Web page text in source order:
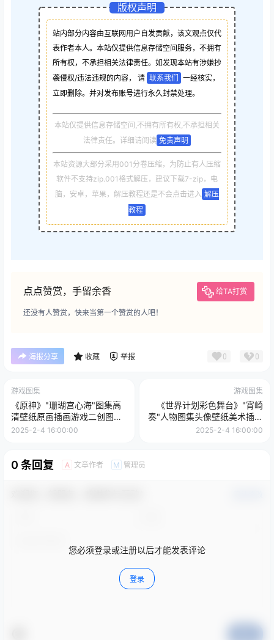
版权声明
站内部分内容由互联网用户自发贡献，该文观点仅代
表作者本人。本站仅提供信息存储空间服务，不拥有
所有权，不承担相关法律责任。如发现本站有涉嫌抄
袭侵权/违法违规的内容， 请 联系我们
一经核实，
立即删除。并对发布账号进行永久封禁处理。
本站仅提供信息存储空间,不拥有所有权,不承担相关
法律责任。详细请阅读 免责声明
本站资源大部分采用001分卷压缩，为防止有人压缩
软件不支持zip.001格式解压，建议下载7-zip，电
脑，安卓，苹果，解压教程还是不会点击进入 解压
教程
点点赞赏，手留余香 给TA打赏
还没有人赞赏，快来当第一个赞赏的人吧！
海报分享 收藏 举报 0 0
游戏图集
《原神》"珊瑚宫心海"图集高
清壁纸原画插画游戏二创图片
素材美术资料
2025-2-4 16:00:00
游戏图集
《世界计划彩色舞台》"宵崎
奏"人物图集头像壁纸美术插画
图片素材合集
2025-2-4 16:00:00
0 条回复 A 文章作者 M 管理员
您必须登录或注册以后才能发表评论
登录